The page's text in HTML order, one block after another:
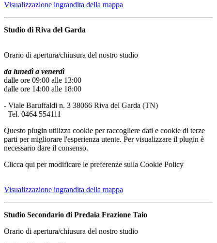
Visualizzazione ingrandita della mappa
Studio di Riva del Garda
Orario di apertura/chiusura del nostro studio
da lunedì a venerdì
dalle ore 09:00 alle 13:00
dalle ore 14:00 alle 18:00
- Viale Baruffaldi n. 3 38066 Riva del Garda (TN)
Tel. 0464 554111
Questo plugin utilizza cookie per raccogliere dati e cookie di terze
parti per migliorare l'esperienza utente. Per visualizzare il plugin è
necessario dare il consenso.
Clicca qui per modificare le preferenze sulla Cookie Policy
Visualizzazione ingrandita della mappa
Studio Secondario di Predaia Frazione Taio
Orario di apertura/chiusura del nostro studio